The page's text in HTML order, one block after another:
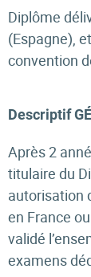
Diplôme
(Espagne),
convention
Descriptif
Après 2
titulaire du
autorisation
en France
validé
examens